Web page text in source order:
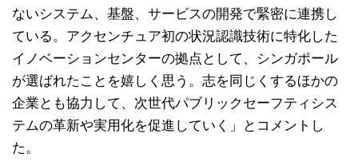
ないシステム、基盤、サービスの開発で緊密に連携し
ている。アクセンチュア初の状況認識技術に特化した
イノベーションセンターの拠点として、シンガポール
が選ばれたことを嬉しく思う。志を同じくするほかの
企業とも協力して、次世代パブリックセーフティシス
テムの革新や実用化を促進していく」とコメントし
た。